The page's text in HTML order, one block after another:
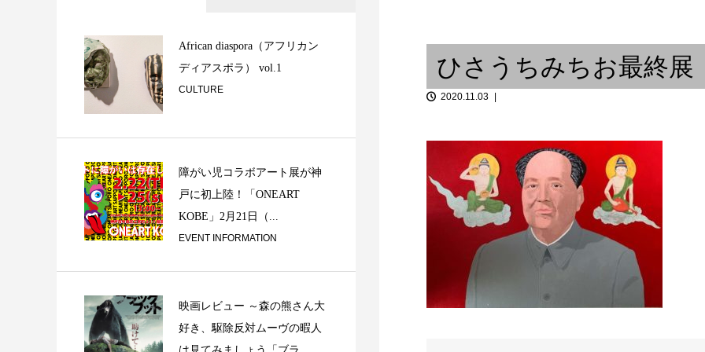
Reunión Secreta – 関西...
だ
は良いこと
ベルリンの冬 〜 ウンム・クル
スーム / From ...
「音談るつぼ」＃4 大森花さん
ひさうちみちお最終展
2020.11.03
African diaspora（アフリカン
ディアスポラ） vol.1
CULTURE
障がい児コラボアート展が神
戸に初上陸！「ONEART
KOBE」2月21日（...
EVENT INFORMATION
映画レビュー ～森の熊さん大
好き、駆除反対ムーヴの暇人